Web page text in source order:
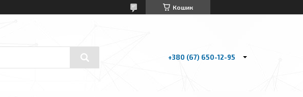
Кошик
+380 (67) 650-12-95